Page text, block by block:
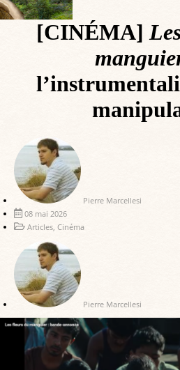
[CINÉMA]
Pierre Marcellesi
08 mai 2026
Articles, Cinéma
Pierre Marcellesi